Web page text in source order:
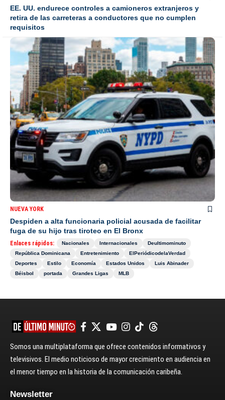
EE. UU. endurece controles a camioneros extranjeros y
retira de las carreteras a conductores que no cumplen
requisitos
NUEVA YORK
Despiden a alta funcionaria policial acusada de facilitar
fuga de su hijo tras tiroteo en El Bronx
Enlaces rápidos: Nacionales Internacionales
Deultimominuto
República Dominicana
Entretenimiento
ElPeriódicodelaVerdad
Deportes
Estilo Economía Estados Unidos
Luis Abinader
Béisbol
portada Grandes Ligas MLB
Somos una multiplataforma que ofrece contenidos informativos y
televisivos. El medio noticioso de mayor crecimiento en audiencia en
el menor tiempo en la historia de la comunicación caribeña.
Newsletter